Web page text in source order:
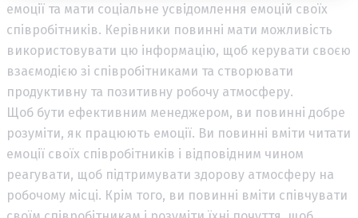
емоції та мати соціальне усвідомлення емоцій своїх
співробітників. Керівники повинні мати можливість
використовувати цю інформацію, щоб керувати своєю
взаємодією зі співробітниками та створювати
продуктивну та позитивну робочу атмосферу.
Щоб бути ефективним менеджером, ви повинні добре
розуміти, як працюють емоції. Ви повинні вміти читати
емоції своїх співробітників і відповідним чином
реагувати, щоб підтримувати здорову атмосферу на
робочому місці. Крім того, ви повинні вміти співчувати